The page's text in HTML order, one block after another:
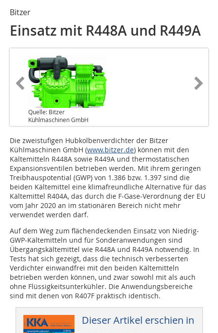
Bitzer
Einsatz mit R448A und R449A
Quelle: Bitzer
Kühlmaschinen GmbH
Die zweistufigen Hubkolbenverdichter der Bitzer
Kühlmaschinen GmbH (www.bitzer.de) können mit den
Kältemitteln R448A sowie R449A und thermostatischen
Expansionsventilen betrieben werden. Mit ihrem geringen
Treibhauspotential (GWP) von 1.386 bzw. 1.397 sind die
beiden Kältemittel eine klimafreundliche Alternative für das
Kältemittel R404A, das durch die F-Gase-Verordnung der EU
vom Jahr 2020 an im stationären Bereich nicht mehr
verwendet werden darf.
Auf dem Weg zum flächendeckenden Einsatz von Niedrig-
GWP-Kältemitteln und für Sonderanwendungen sind
Übergangskältemittel wie R448A und R449A notwendig. In
Tests hat sich gezeigt, dass die technisch verbesserten
Verdichter einwandfrei mit den beiden Kältemitteln
betrieben werden können, und zwar sowohl mit als auch
ohne Flüssigkeitsunterkühler. Die Anwendungsbereiche
sind mit denen von R407F praktisch identisch.
Dieser Artikel erschien in